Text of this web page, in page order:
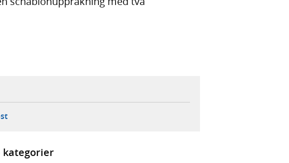
webbplats,
ny flik, extern webbplats,
- öppnar din e-postklient,
kategorier